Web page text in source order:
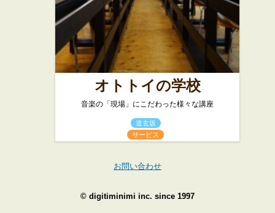
オトトイの学校
音楽の「現場」にこだわった様々な講座
道玄坂
サービス
お問い合わせ
© digitiminimi inc. since 1997